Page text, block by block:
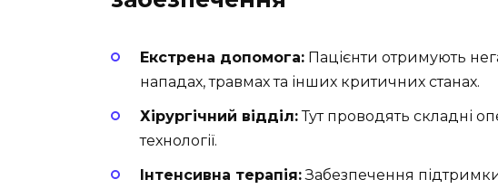
Екстрена допомога: Пацієнти отримують
нападах, травмах та інших критичних станах.
Хірургічний відділ:Тут проводять складні
технології.
Інтенсивна терапія:Забезпечення підтримки